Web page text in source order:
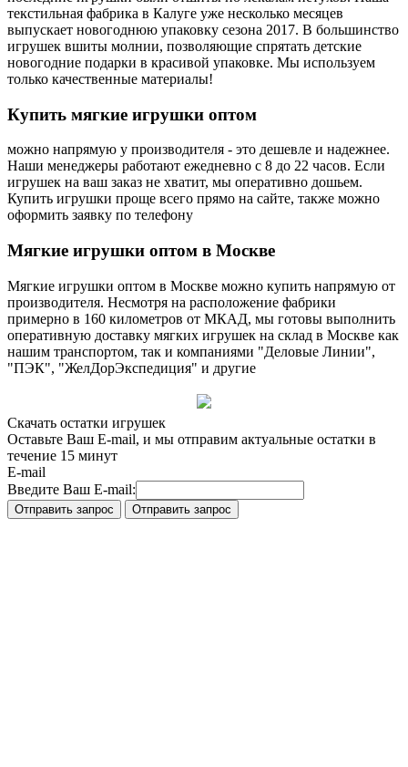
текстильная фабрика в Калуге уже несколько месяцев
выпускает новогоднюю упаковку сезона 2017. В большинство
игрушек вшиты молнии, позволяющие спрятать детские
новогодние подарки в красивой упаковке. Мы используем
только качественные материалы!
Купить мягкие игрушки оптом
можно напрямую у производителя - это дешевле и надежнее.
Наши менеджеры работают ежедневно с 8 до 22 часов. Если
игрушек на ваш заказ не хватит, мы оперативно дошьем.
Купить игрушки проще всего прямо на сайте, также можно
оформить заявку по телефону
Мягкие игрушки оптом в Москве
Мягкие игрушки оптом в Москве можно купить напрямую от
производителя. Несмотря на расположение фабрики
примерно в 160 километров от МКАД, мы готовы выполнить
оперативную доставку мягких игрушек на склад в Москве как
нашим транспортом, так и компаниями "Деловые Линии",
"ПЭК", "ЖелДорЭкспедиция" и другие
Скачать остатки игрушек
Оставьте Ваш E-mail, и мы отправим актуальные остатки в
течение 15 минут
E-mail
Введите Ваш E-mail: